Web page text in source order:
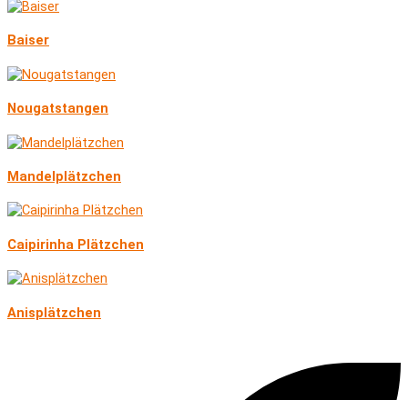
Baiser
Nougatstangen
Mandelplätzchen
Caipirinha Plätzchen
Anisplätzchen